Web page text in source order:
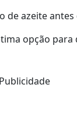
de azeite antes
opção para
Publicidade